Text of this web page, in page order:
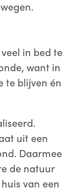
in bed te
want in
te blijven én
uit een
Daarmee
de natuur
van een